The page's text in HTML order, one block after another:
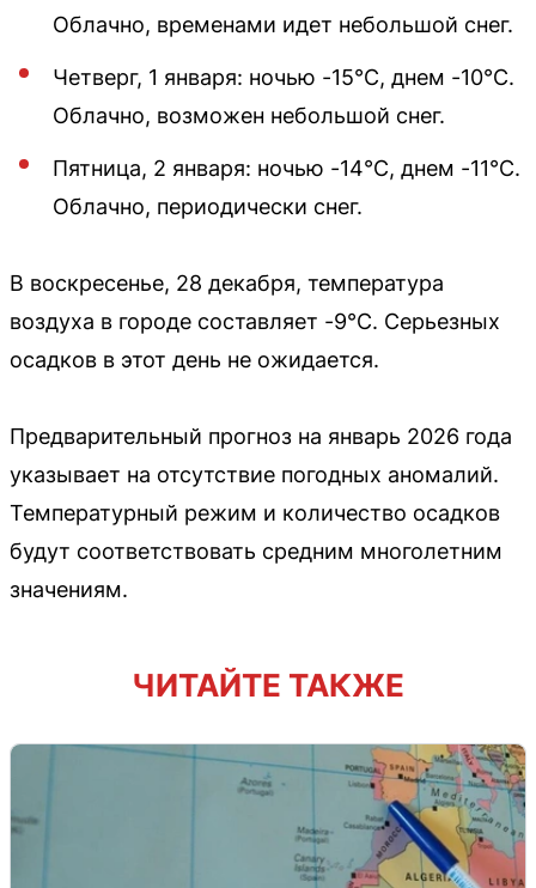
Облачно, временами идет небольшой снег.
Четверг, 1 января: ночью -15°С, днем -10°С.
Облачно, возможен небольшой снег.
Пятница, 2 января: ночью -14°С, днем -11°С.
Облачно, периодически снег.
В воскресенье, 28 декабря, температура
воздуха в городе составляет -9°С. Серьезных
осадков в этот день не ожидается.
Предварительный прогноз на январь 2026 года
указывает на отсутствие погодных аномалий.
Температурный режим и количество осадков
будут соответствовать средним многолетним
значениям.
ЧИТАЙТЕ ТАКЖЕ